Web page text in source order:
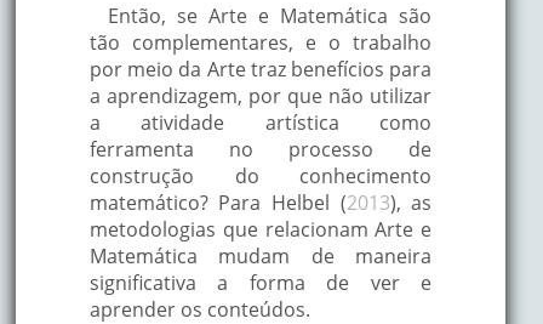
Então, se Arte e Matemática são
tão complementares, e o trabalho
por meio da Arte traz benefícios para
a aprendizagem, por que não utilizar
a atividade artística como
ferramenta no processo de
construção do conhecimento
matemático? Para Helbel (2013), as
metodologias que relacionam Arte e
Matemática mudam de maneira
significativa a forma de ver e
aprender os conteúdos.